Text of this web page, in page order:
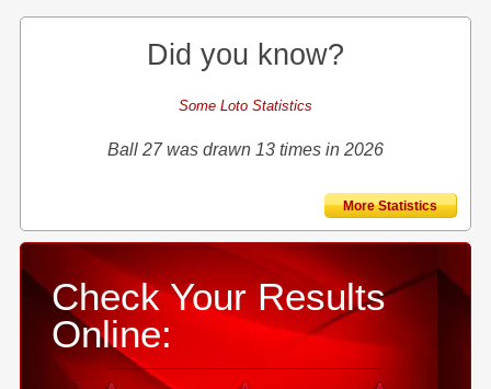
Did you know?
Some Loto Statistics
Ball 27 was drawn 13 times in 2026
More Statistics
Check Your Results
Online: